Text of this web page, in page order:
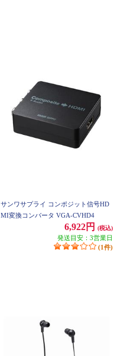
サンワサプライ コンポジット信号HD
MI変換コンバータ VGA-CVHD4
6,922円 (税込)
発送目安：3営業日
(1件)